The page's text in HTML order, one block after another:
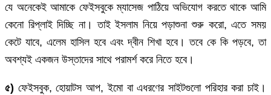
যে অনেকেই আমাকে ফেইসবুকে ম্যাসেজ পাঠিয়ে অভিযোগ করতে থাকে আমি
কেনো রিপ্লাই দিচ্ছি না। তাই ইসলাম নিয়ে পড়াশুনা শুরু করো, এতে সময়
কেটে যাবে, এলেম হাসিল হবে এবং দ্বীন শিখা হবে। তবে কে কি পড়বে, তা
অবশ্যই একজন উস্তাদের সাথে পরামর্শ করে নিতে হবে।
৫) ফেইসবুক, হোয়াটস আপ, ইমো বা এধরণের সাইটগুলো পরিহার করা চাই।